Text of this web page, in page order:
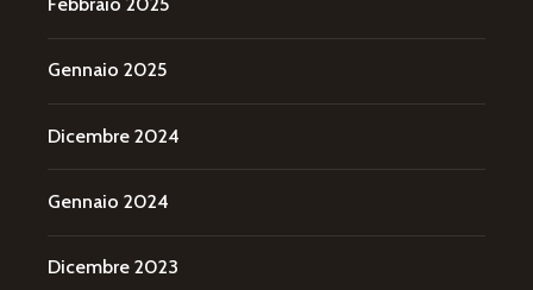
Gennaio 2025
Dicembre 2024
Gennaio 2024
Dicembre 2023